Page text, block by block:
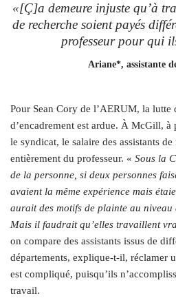
«[Ç]a demeure injuste qu’à
de recherche soient payés
professeur pour qui
Ariane*, assistante
Pour Sean Cory de l’AERUM, la lutte
d’encadrement est ardue. À McGill,
le syndicat, le salaire des assistants
entièrement du professeur. « Sous la
de la personne, si deux personnes
avaient la même expérience mais
aurait des motifs de plainte au niveau
Mais il faudrait qu’elles travaillent
on compare des assistants issus de
départements, explique-t-il, réclamer
est compliqué, puisqu’ils
travail.